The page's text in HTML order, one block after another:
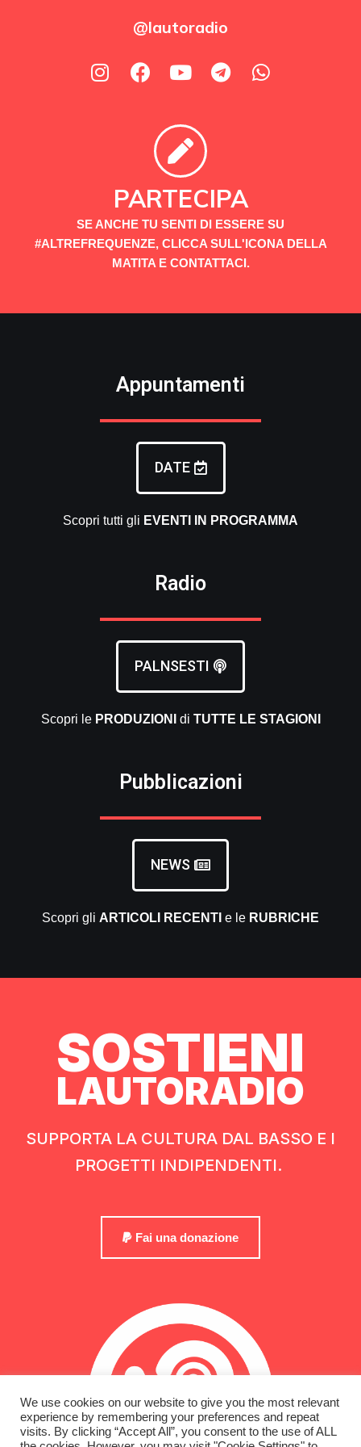
@lautoradio
PARTECIPA
SE ANCHE TU SENTI DI ESSERE SU
#ALTREFREQUENZE, CLICCA SULL'ICONA DELLA
MATITA E CONTATTACI.
Appuntamenti
DATE
Scopri tutti gli EVENTI IN PROGRAMMA
Radio
PALNSESTI
Scopri le PRODUZIONI di TUTTE LE STAGIONI
Pubblicazioni
NEWS
Scopri gli ARTICOLI RECENTI e le RUBRICHE
SOSTIENI
LAUTORADIO
SUPPORTA LA CULTURA DAL BASSO E I
PROGETTI INDIPENDENTI.
Fai una donazione
We use cookies on our website to give you the most relevant
experience by remembering your preferences and repeat
visits. By clicking “Accept All”, you consent to the use of ALL